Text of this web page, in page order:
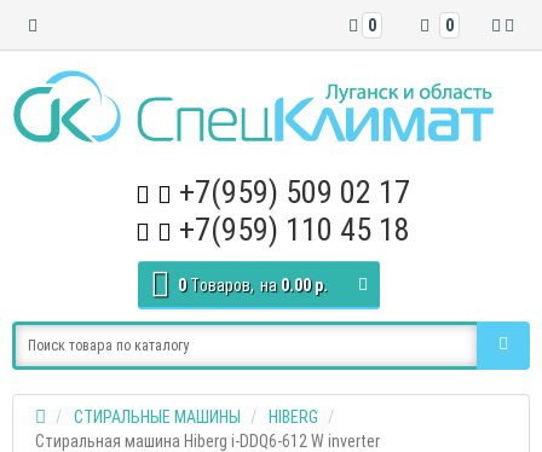
0
0
+7(959) 509 02 17
+7(959) 110 45 18
0 Tоваров, на 0.00 р.
СТИРАЛЬНЫЕ МАШИНЫ
HIBERG
Стиральная машина Hiberg i-DDQ6-612 W inverter